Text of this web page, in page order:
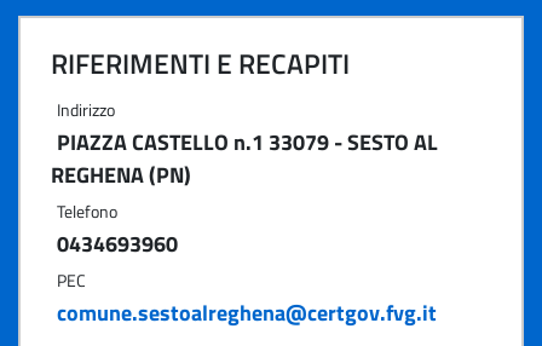
RIFERIMENTI E RECAPITI
Indirizzo
PIAZZA CASTELLO n.1 33079 - SESTO AL
REGHENA (PN)
Telefono
0434693960
PEC
comune.sestoalreghena@certgov.fvg.it